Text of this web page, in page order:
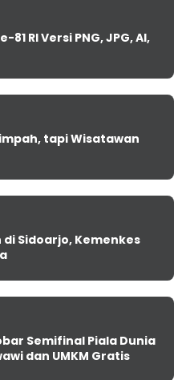
RI Versi PNG, JPG, AI,
tapi Wisatawan
di Sidoarjo, Kemenkes
Semifinal Piala Dunia
dan UMKM Gratis